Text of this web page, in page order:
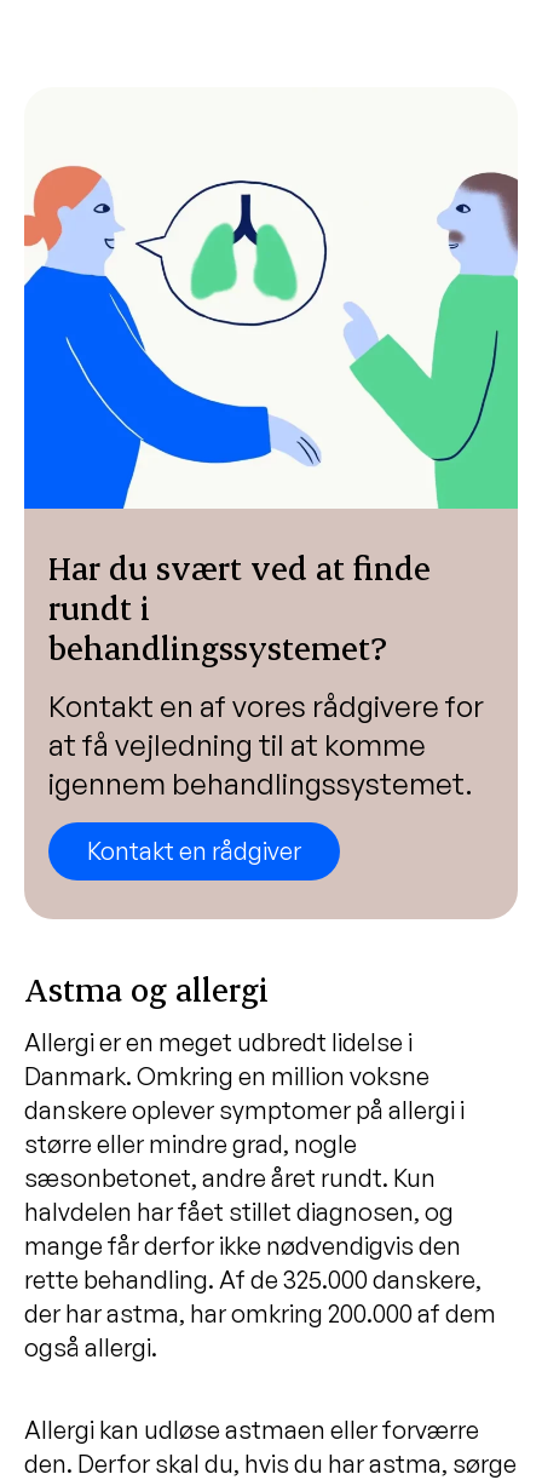
Har du svært ved at finde
rundt i
behandlingssystemet?
Kontakt en af vores rådgivere for
at få vejledning til at komme
igennem behandlingssystemet.
Kontakt en rådgiver
Astma og allergi
Allergi er en meget udbredt lidelse i
Danmark. Omkring en million voksne
danskere oplever symptomer på allergi i
større eller mindre grad, nogle
sæsonbetonet, andre året rundt. Kun
halvdelen har fået stillet diagnosen, og
mange får derfor ikke nødvendigvis den
rette behandling. Af de 325.000 danskere,
der har astma, har omkring 200.000 af dem
også allergi.
Allergi kan udløse astmaen eller forværre
den. Derfor skal du, hvis du har astma, sørge